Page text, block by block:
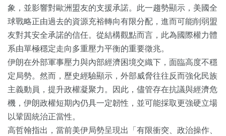
象，並影響對歐洲盟友的支援承諾。此一趨勢顯示，美國全
球戰略正由過去的資源充裕轉向有限分配，進而可能削弱盟
友對其安全承諾的信任。從結構觀點而言，此為國際權力體
系由單極穩定走向多重壓力平衡的重要徵兆。
伊朗在外部軍事壓力與內部經濟困境交織下，面臨高度不穩
定局勢。然而，歷史經驗顯示，外部威脅往往反而強化民族
主義動員，提升政權凝聚力。因此，儘管存在抗議與經濟危
機，伊朗政權短期內仍具一定韌性，並可能採取更強硬立場
以鞏固統治正當性。
高哲翰指出，當前美伊局勢呈現出「有限衝突、政治操作、